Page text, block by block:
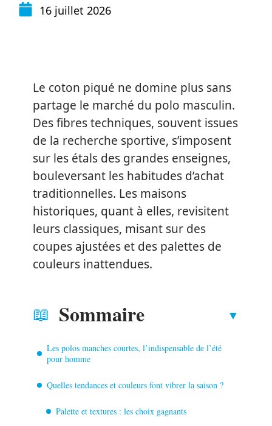
16 juillet 2026
Le coton piqué ne domine plus sans
partage le marché du polo masculin.
Des fibres techniques, souvent issues
de la recherche sportive, s’imposent
sur les étals des grandes enseignes,
bouleversant les habitudes d’achat
traditionnelles. Les maisons
historiques, quant à elles, revisitent
leurs classiques, misant sur des
coupes ajustées et des palettes de
couleurs inattendues.
Sommaire
Les polos manches courtes, l’indispensable de l’été
pour homme
Quelles tendances et couleurs font vibrer la saison ?
Palette et textures : les choix gagnants